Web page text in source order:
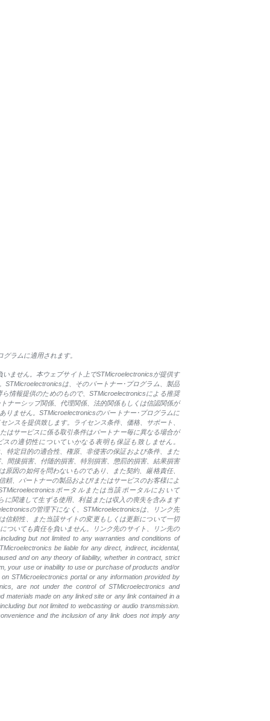
ラムに適用されます。
ません。本ウェブサイト上でSTMicroelectronicsが提供す
STMicroelectronicsは、そのパートナー･プログラム、製品
情報提供のためのもので、STMicroelectronicsによる推奨
ナーシップ関係、代理関係、法的関係もしくは信認関係が
りません。STMicroelectronicsのパートナー･プログラムに
スを提供致します。ライセンス条件、価格、サポート、
はサービスに係る取引条件はパートナー毎に異なる場合が
の適切性についていかなる表明も保証も致しません。
特定目的の適合性、権原、非侵害の保証および条件、また
間接損害、付随的損害、特別損害、懲罰的損害、結果損害
因の如何を問わないものであり、また契約、厳格責任、
、パートナーの製品および/またはサービスのお客様によ
ポータルまたは当該ポータルにおいて
関連して生ずる使用、利益または収入の喪失を含みます
の管理下になく、STMicroelectronicsは、リンク先
信頼性、また当該サイトの変更もしくは更新について一切
ついても責任を負いません。リンク先のサイト、リン先の
but not limited to any warranties and conditions of
be liable for any direct, indirect, incidental,
and on any theory of liability, whether in contract, strict
your use or inability to use or purchase of products and/or
STMicroelectronics portal or any information provided by
are not under the control of STMicroelectronics and
made on any linked site or any link contained in a
but not limited to webcasting or audio transmission.
and the inclusion of any link does not imply any